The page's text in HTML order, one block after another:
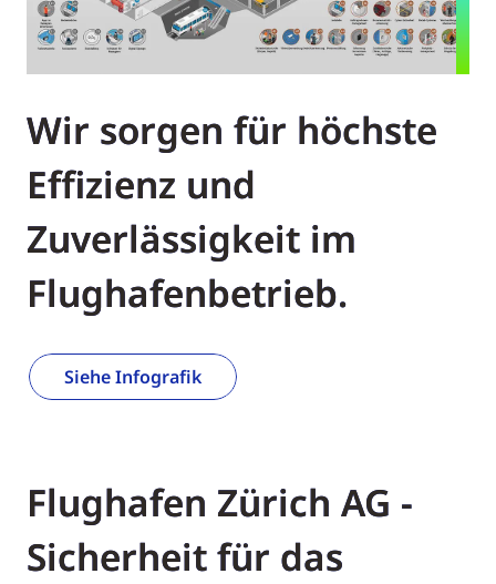
Wir sorgen für höchste
Effizienz und
Zuverlässigkeit im
Flughafenbetrieb.
Siehe Infografik
Flughafen Zürich AG -
Sicherheit für das